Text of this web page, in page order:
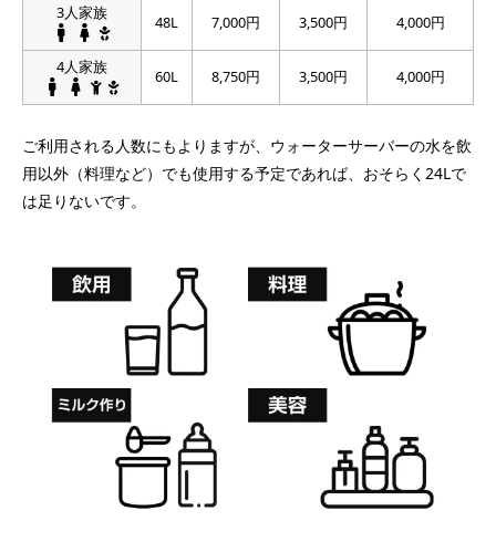
3人家族 48L 7,000円 3,500円 4,000円
4人家族 60L 8,750円 3,500円 4,000円
ご利用される人数にもよりますが、ウォーターサーバーの水を飲
用以外（料理など）でも使用する予定であれば、おそらく24Lで
は足りないです。